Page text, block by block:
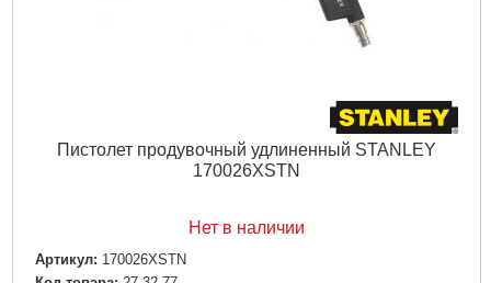
Пистолет продувочный удлиненный STANLEY
170026XSTN
Нет в наличии
Артикул: 170026XSTN